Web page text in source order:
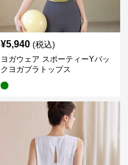
¥5,940 (税込)
ヨガウェア スポーティーYバッ
クヨガブラトップス